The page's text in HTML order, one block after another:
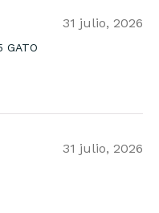
31 julio, 2026
GATO
31 julio, 2026